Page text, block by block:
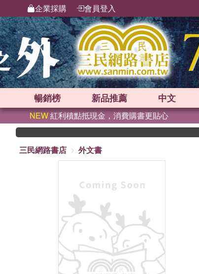
企業採購 會員登入
暢銷榜 新品推薦 中文
NEW紅利積點抵現金，消費購書更貼心
三民網路書店
外文書